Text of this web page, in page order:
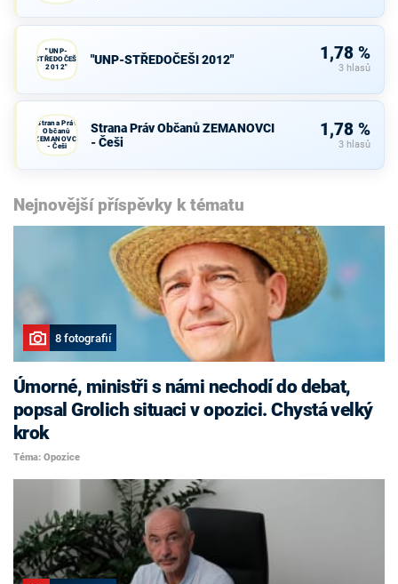
"UNP-
STŘEDOČEŠI
2012"
"UNP-STŘEDOČEŠI 2012" 1,78 %
3 hlasů
Strana Práv
Občanů
ZEMANOVCI
- Češi
Strana Práv Občanů ZEMANOVCI
- Češi
1,78 %
3 hlasů
Nejnovější příspěvky k tématu
8 fotografií
Úmorné, ministři s námi nechodí do debat,
popsal Grolich situaci v opozici. Chystá velký
krok
Téma: Opozice